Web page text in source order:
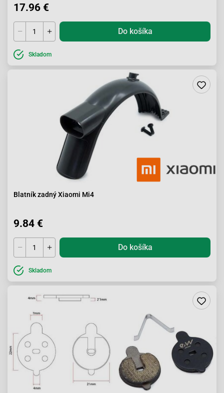
17.96 €
Do košíka
Skladom
Blatník zadný Xiaomi Mi4
9.84 €
Do košíka
Skladom